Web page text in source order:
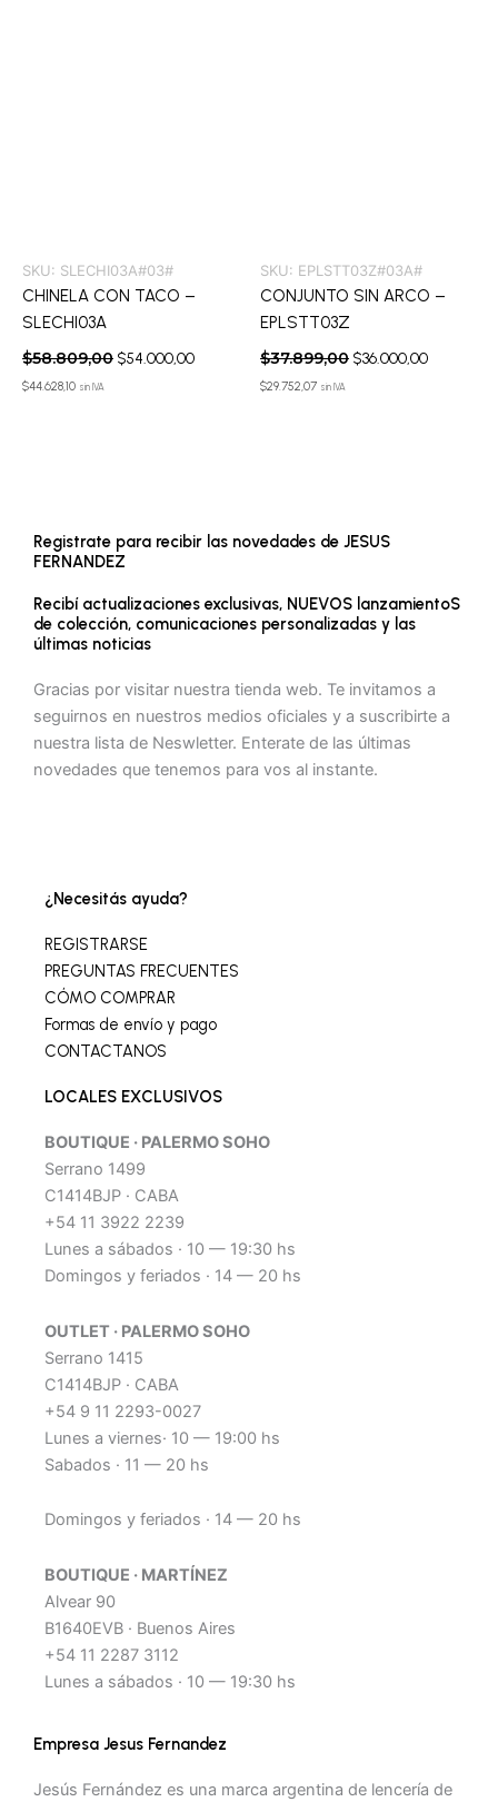
SKU: SLECHI03A#03#
CHINELA CON TACO –
SLECHI03A
$58.809,00 $54.000,00
$44.628,10 sin IVA
SKU: EPLSTT03Z#03A#
CONJUNTO SIN ARCO –
EPLSTT03Z
$37.899,00 $36.000,00
$29.752,07 sin IVA
Registrate para recibir las novedades de JESUS
FERNANDEZ
Recibí actualizaciones exclusivas, NUEVOS lanzamientoS
de colección, comunicaciones personalizadas y las
últimas noticias
Gracias por visitar nuestra tienda web. Te invitamos a
seguirnos en nuestros medios oficiales y a suscribirte a
nuestra lista de Neswletter. Enterate de las últimas
novedades que tenemos para vos al instante.
¿Necesitás ayuda?
REGISTRARSE
PREGUNTAS FRECUENTES
CÓMO COMPRAR
Formas de envío y pago
CONTACTANOS
LOCALES EXCLUSIVOS
BOUTIQUE · PALERMO SOHO
Serrano 1499
C1414BJP · CABA
+54 11 3922 2239
Lunes a sábados · 10 — 19:30 hs
Domingos y feriados · 14 — 20 hs
OUTLET · PALERMO SOHO
Serrano 1415
C1414BJP · CABA
+54 9 11 2293-0027
Lunes a viernes· 10 — 19:00 hs
Sabados · 11 — 20 hs
Domingos y feriados · 14 — 20 hs
BOUTIQUE · MARTÍNEZ
Alvear 90
B1640EVB · Buenos Aires
+54 11 2287 3112
Lunes a sábados · 10 — 19:30 hs
Empresa Jesus Fernandez
Jesús Fernández es una marca argentina de lencería de